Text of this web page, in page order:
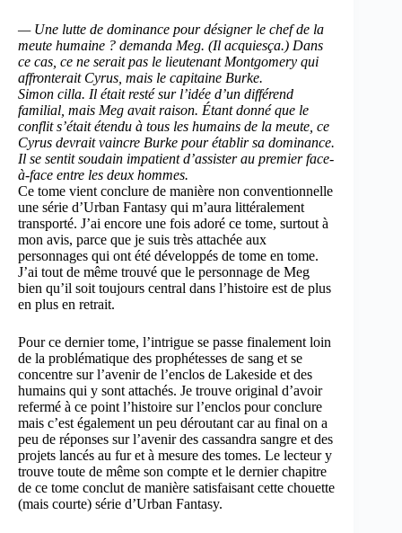
— Une lutte de dominance pour désigner le chef de la
meute humaine ? demanda Meg. (Il acquiesça.) Dans
ce cas, ce ne serait pas le lieutenant Montgomery qui
affronterait Cyrus, mais le capitaine Burke.
Simon cilla. Il était resté sur l’idée d’un différend
familial, mais Meg avait raison. Étant donné que le
conflit s’était étendu à tous les humains de la meute, ce
Cyrus devrait vaincre Burke pour établir sa dominance.
Il se sentit soudain impatient d’assister au premier face-
à-face entre les deux hommes.
Ce tome vient conclure de manière non conventionnelle
une série d’Urban Fantasy qui m’aura littéralement
transporté. J’ai encore une fois adoré ce tome, surtout à
mon avis, parce que je suis très attachée aux
personnages qui ont été développés de tome en tome.
J’ai tout de même trouvé que le personnage de Meg
bien qu’il soit toujours central dans l’histoire est de plus
en plus en retrait.
Pour ce dernier tome, l’intrigue se passe finalement loin
de la problématique des prophétesses de sang et se
concentre sur l’avenir de l’enclos de Lakeside et des
humains qui y sont attachés. Je trouve original d’avoir
refermé à ce point l’histoire sur l’enclos pour conclure
mais c’est également un peu déroutant car au final on a
peu de réponses sur l’avenir des cassandra sangre et des
projets lancés au fur et à mesure des tomes. Le lecteur y
trouve toute de même son compte et le dernier chapitre
de ce tome conclut de manière satisfaisant cette chouette
(mais courte) série d’Urban Fantasy.